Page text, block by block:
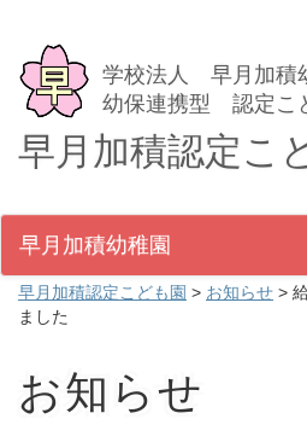
学校法人 早月加積
幼保連携型 認定こ
早月加積認定こ
早月加積幼稚園
早月加積認定こども園 > お知らせ >
ました
お知らせ